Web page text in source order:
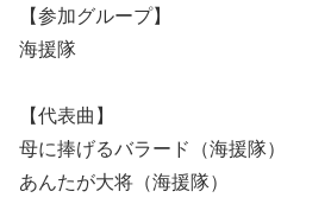
【参加グループ】
海援隊
【代表曲】
母に捧げるバラード（海援隊）
あんたが大将（海援隊）